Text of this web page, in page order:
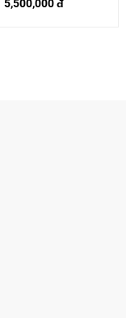
5,500,000 đ